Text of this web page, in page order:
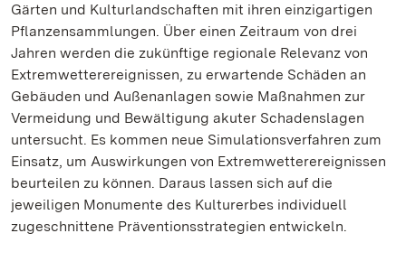
Gärten und Kulturlandschaften mit ihren einzigartigen
Pflanzensammlungen. Über einen Zeitraum von drei
Jahren werden die zukünftige regionale Relevanz von
Extremwetterereignissen, zu erwartende Schäden an
Gebäuden und Außenanlagen sowie Maßnahmen zur
Vermeidung und Bewältigung akuter Schadenslagen
untersucht. Es kommen neue Simulationsverfahren zum
Einsatz, um Auswirkungen von Extremwetterereignissen
beurteilen zu können. Daraus lassen sich auf die
jeweiligen Monumente des Kulturerbes individuell
zugeschnittene Präventionsstrategien entwickeln.